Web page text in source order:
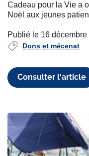
Cadeau pour la Vie a
Noël aux jeunes
Publié le 16 décembre
Dons et mécenat
Consulter l'article